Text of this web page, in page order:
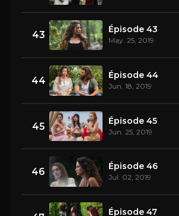
43 Épisode 43
May. 25, 2019
44 Épisode 44
Jun. 18, 2019
45 Épisode 45
Jun. 25, 2019
46 Épisode 46
Jul. 02, 2019
Épisode 47